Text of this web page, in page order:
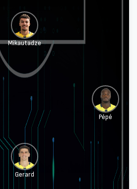
Mikautadze
Pépé
Gerard